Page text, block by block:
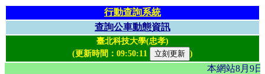
行動查詢系統
查詢公車動態資訊
臺北科技大學(忠孝)
(更新時間： 09:50:11 )
本網站8月9